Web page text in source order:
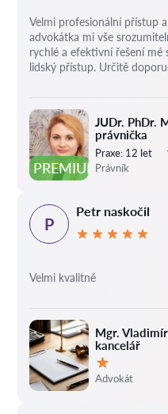
PREMIUM
JUDr. PhDr.
právnička
Praxe: 12 let
Právník
Velmi profesionální přístup
advokátka mi vše
rychlé a efektivní řešení mé
lidský přístup. Určitě
Mgr.
kancelář
Hodnocení:
Advokát
P
Petr naskočil
Velmi kvalitně